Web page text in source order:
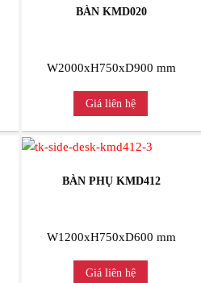
BÀN KMD020
W2000xH750xD900 mm
Giá liên hệ
BÀN PHỤ KMD412
W1200xH750xD600 mm
Giá liên hệ